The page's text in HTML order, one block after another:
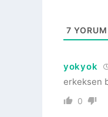
7 YORUM
yokyok
erkeksen
0